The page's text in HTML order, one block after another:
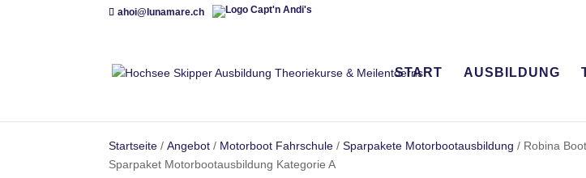
ahoi@lunamare.ch
START AUSBILDUNG
Startseite /Angebot / Motorboot Fahrschule /Sparpakete Motorbootausbildung / Robina
Sparpaket Motorbootausbildung Kategorie A